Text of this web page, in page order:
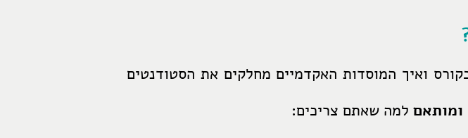
ואיך המוסדות האקדמיים מחלקים את הסטודנטים
ומותאם למה שאתם צריכים: